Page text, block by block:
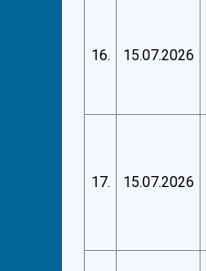
16. 15.07.2026
17. 15.07.2026